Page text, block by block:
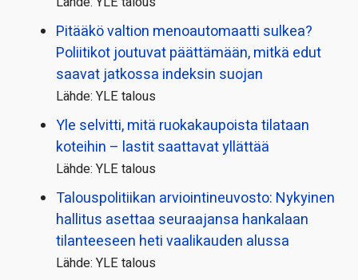
Pitääkö valtion menoautomaatti sulkea?
Poliitikot joutuvat päättämään, mitkä edut
saavat jatkossa indeksin suojan
Lähde: YLE talous
Yle selvitti, mitä ruokakaupoista tilataan
koteihin – lastit saattavat yllättää
Lähde: YLE talous
Talous­politiikan arviointi­neuvosto: Nykyinen
hallitus asettaa seuraajansa hankalaan
tilanteeseen heti vaalikauden alussa
Lähde: YLE talous